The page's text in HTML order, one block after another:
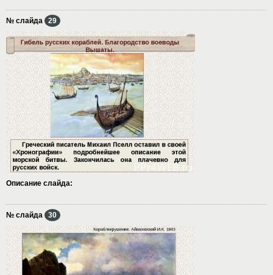
№ слайда 29
Описание слайда:
№ слайда 30